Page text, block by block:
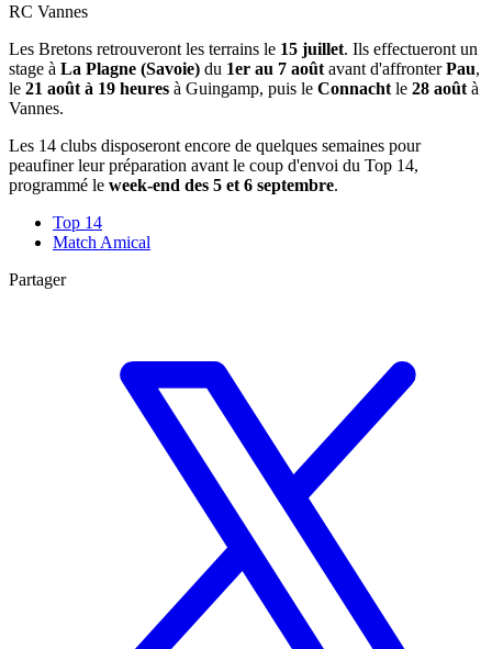
RC Vannes
Les Bretons retrouveront les terrains le 15 juillet. Ils effectueront un
stage à La Plagne (Savoie) du 1er au 7 août avant d'affronterPau,
le 21 août à 19 heures à Guingamp, puis le Connacht le 28 août à
Vannes.
Les 14 clubs disposeront encore de quelques semaines pour
peaufiner leur préparation avant le coup d'envoi du Top 14,
programmé le week-end des 5 et 6 septembre.
Top 14
Match Amical
Partager